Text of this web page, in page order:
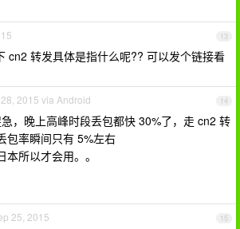
13
cn2 转发具体是指什么呢?? 可以发个链接看
14
2015 via Android
，晚上高峰时段丢包都快 30%了，走 cn2 转
包率瞬间只有 5%左右
所以才会用。。
15
25, 2015